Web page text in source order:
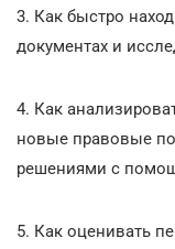
3. Как быстро
документах и
4. Как
новые правовые
решениями с
5. Как оценивать